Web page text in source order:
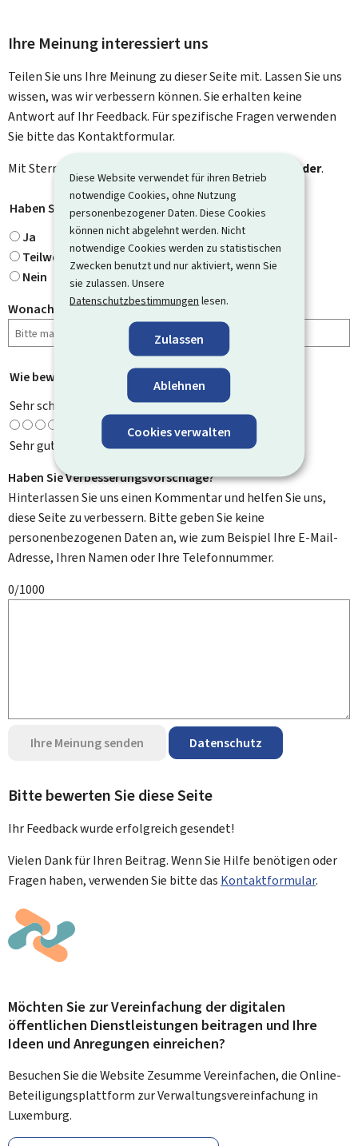
Diese Website verwendet für ihren Betrieb
notwendige Cookies, ohne Nutzung
personenbezogener Daten. Diese Cookies
können nicht abgelehnt werden. Nicht
notwendige Cookies werden zu statistischen
Zwecken benutzt und nur aktiviert, wenn Sie
sie zulassen. Unsere
Datenschutzbestimmungen lesen.
Zulassen
Ablehnen
Cookies verwalten
Ihre Meinung interessiert uns
Teilen Sie uns Ihre Meinung zu dieser Seite mit. Lassen Sie uns
wissen, was wir verbessern können. Sie erhalten keine
Antwort auf Ihr Feedback. Für spezifische Fragen verwenden
Sie bitte das Kontaktformular.
Mit Stern gekennzeichnete Felder (
Pflichtfelder.
Haben Sie gefunden, wonach Sie gesucht haben?
Ja
Teilweise
Nein
Wonach haben Sie gesucht?
Wie bewerten Sie diese Seite?
Sehr schlecht
Sehr gut
Haben Sie Verbesserungsvorschläge?
Hinterlassen Sie uns einen Kommentar und helfen Sie uns,
diese Seite zu verbessern. Bitte geben Sie keine
personenbezogenen Daten an, wie zum Beispiel Ihre E-Mail-
Adresse, Ihren Namen oder Ihre Telefonnummer.
0/1000
Ihre Meinung senden Datenschutz
Bitte bewerten Sie diese Seite
Ihr Feedback wurdeerfolgreichgesendet!
Vielen Dank für Ihren Beitrag. Wenn Sie Hilfe benötigen oder
Fragen haben, verwenden Sie bitte das Kontaktformular.
Möchten Sie zur Vereinfachung der digitalen
öffentlichen Dienstleistungen beitragen und Ihre
Ideen und Anregungen einreichen?
Besuchen Sie die Website Zesumme Vereinfachen, die Online-
Beteiligungsplattform zur Verwaltungsvereinfachung in
Luxemburg.